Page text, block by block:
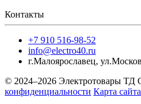
Контакты
+7 910 516-98-52
info@electro40.ru
г.Малоярославец,
© 2024–2026 Электротовары ТД
конфиденциальности Карта сайта